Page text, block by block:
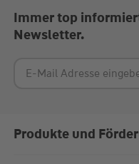
Immer top
Newsletter.
Produkte und